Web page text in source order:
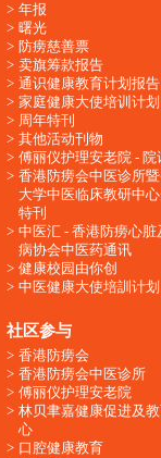
年报
曙光
防痨慈善票
卖旗筹款报告
通识健康教育计划报告
家庭健康大使培训计划
周年特刊
其他活动刊物
傅丽仪护理安老院 - 院
香港防痨会中医诊所
大学中医临床教研中
特刊
中医汇 - 香港防痨心脏
病协会中医药通讯
健康校园由你创
中医健康大使培訓计划
社区参与
香港防痨会
香港防痨会中医诊所
傅丽仪护理安老院
林贝聿嘉健康促进及
心
口腔健康教育